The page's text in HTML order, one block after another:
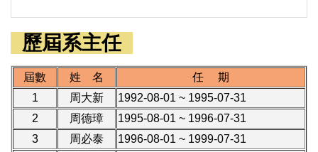
歷屆系主任
屆數 姓 名
任 期
1
周大新
1992-08-01 ~ 1995-07-31
2
周德璋
1995-08-01 ~ 1996-07-31
3
周必泰
1996-08-01 ~ 1999-07-31